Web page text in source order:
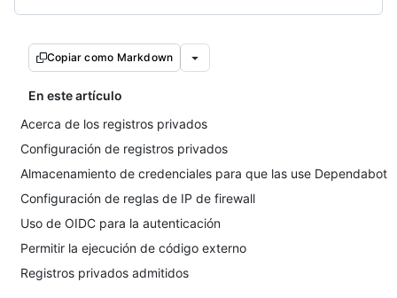
Copiar como Markdown
En este artículo
Acerca de los registros privados
Configuración de registros privados
Almacenamiento de credenciales para que las use Dependabot
Configuración de reglas de IP de firewall
Uso de OIDC para la autenticación
Permitir la ejecución de código externo
Registros privados admitidos